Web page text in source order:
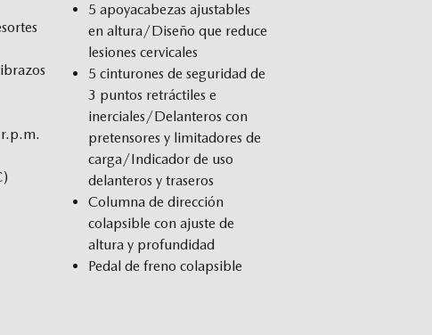
5 apoyacabezas ajustables
en altura/Diseño que reduce
lesiones cervicales
5 cinturones de seguridad de
3 puntos retráctiles e
inerciales/Delanteros con
pretensores y limitadores de
carga/Indicador de uso
delanteros y traseros
Columna de dirección
colapsible con ajuste de
altura y profundidad
Pedal de freno colapsible